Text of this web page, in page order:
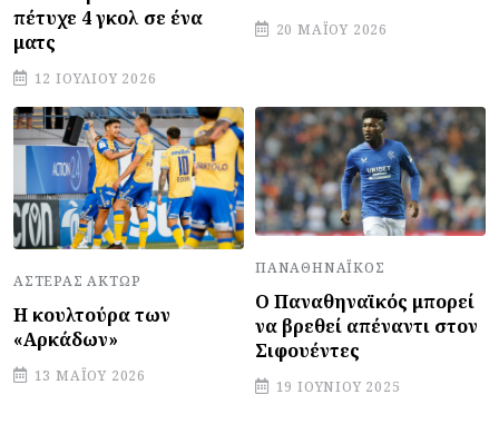
πέτυχε 4 γκολ σε ένα
ματς
12 ΙΟΥΛΊΟΥ 2026
20 ΜΑΪ́ΟΥ 2026
ΑΣΤΈΡΑΣ ΆΚΤΩΡ
Η κουλτούρα των
«Αρκάδων»
13 ΜΑΪ́ΟΥ 2026
ΠΑΝΑΘΗΝΑΪΚΌΣ
Ο Παναθηναϊκός μπορεί
να βρεθεί απέναντι στον
Σιφουέντες
19 ΙΟΥΝΊΟΥ 2025